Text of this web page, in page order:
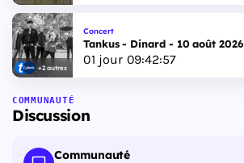
+2 autres
Concert
Tankus - Dinard - 10 août 2026
01 jour 09:42:56
COMMUNAUTÉ
Discussion
Communauté